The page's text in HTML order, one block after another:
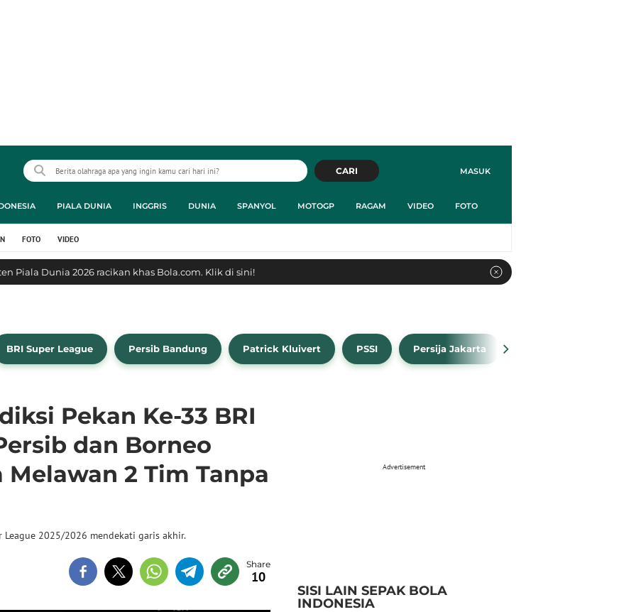
MASUK
CARI
PIALA DUNIA INGGRIS DUNIA SPANYOL MOTOGP RAGAM VIDEO FOTO
FOTO VIDEO
Piala Dunia 2026 racikan khas Bola.com. Klik di sini!
BRI Super League Persib Bandung Patrick Kluivert PSSI Persija Jakarta
Pekan Ke-33 BRI
dan Borneo
Melawan 2 Tim Tanpa
League 2025/2026 mendekati garis akhir.
10
Advertisement
SISI LAIN SEPAK BOLA
INDONESIA